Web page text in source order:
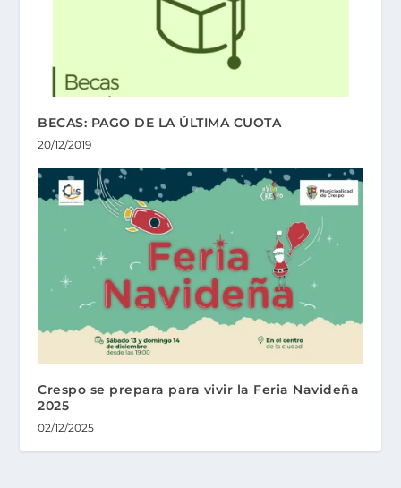
BECAS: PAGO DE LA ÚLTIMA CUOTA
20/12/2019
Crespo se prepara para vivir la Feria Navideña
2025
02/12/2025